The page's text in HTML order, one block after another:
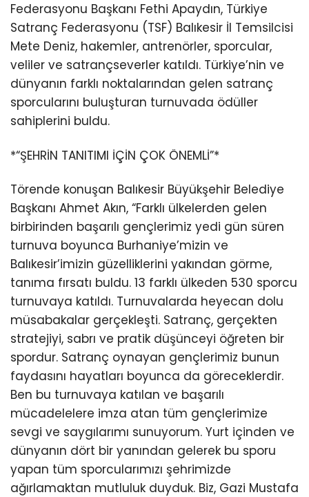
Federasyonu Başkanı Fethi Apaydın, Türkiye
Satranç Federasyonu (TSF) Balıkesir İl Temsilcisi
Mete Deniz, hakemler, antrenörler, sporcular,
veliler ve satrançseverler katıldı. Türkiye’nin ve
dünyanın farklı noktalarından gelen satranç
sporcularını buluşturan turnuvada ödüller
sahiplerini buldu.
*“ŞEHRİN TANITIMI İÇİN ÇOK ÖNEMLİ”*
Törende konuşan Balıkesir Büyükşehir Belediye
Başkanı Ahmet Akın, “Farklı ülkelerden gelen
birbirinden başarılı gençlerimiz yedi gün süren
turnuva boyunca Burhaniye’mizin ve
Balıkesir’imizin güzelliklerini yakından görme,
tanıma fırsatı buldu. 13 farklı ülkeden 530 sporcu
turnuvaya katıldı. Turnuvalarda heyecan dolu
müsabakalar gerçekleşti. Satranç, gerçekten
stratejiyi, sabrı ve pratik düşünceyi öğreten bir
spordur. Satranç oynayan gençlerimiz bunun
faydasını hayatları boyunca da göreceklerdir.
Ben bu turnuvaya katılan ve başarılı
mücadelelere imza atan tüm gençlerimize
sevgi ve saygılarımı sunuyorum. Yurt içinden ve
dünyanın dört bir yanından gelerek bu sporu
yapan tüm sporcularımızı şehrimizde
ağırlamaktan mutluluk duyduk. Biz, Gazi Mustafa